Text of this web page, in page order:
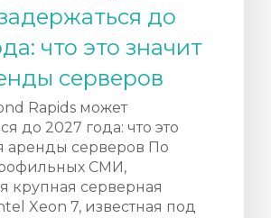
до
что это значит
серверов
Rapids может
до 2027 года: что это
аренды серверов По
СМИ,
крупная серверная
Xeon 7, известная под